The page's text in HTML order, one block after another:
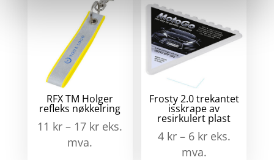
RFX TM Holger
refleks nøkkelring
11 kr – 17 kr eks.
mva.
Frosty 2.0 trekantet
isskrape av
resirkulert plast
4 kr– 6 kr eks.
mva.